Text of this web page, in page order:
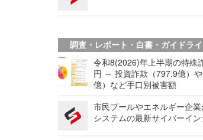
調査・レポート・白書・ガイドラ
令和8(2026)年上半期の特殊
円 ～ 投資詐欺（797.9億）
億）など手口別被害額
市民プールやエネルギー企
システムの最新サイバーイ